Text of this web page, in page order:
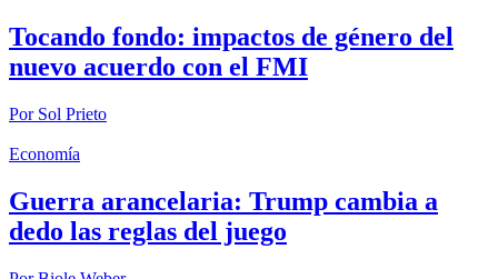
Tocando fondo: impactos de género del
nuevo acuerdo con el FMI
Por Sol Prieto
Economía
Guerra arancelaria: Trump cambia a
dedo las reglas del juego